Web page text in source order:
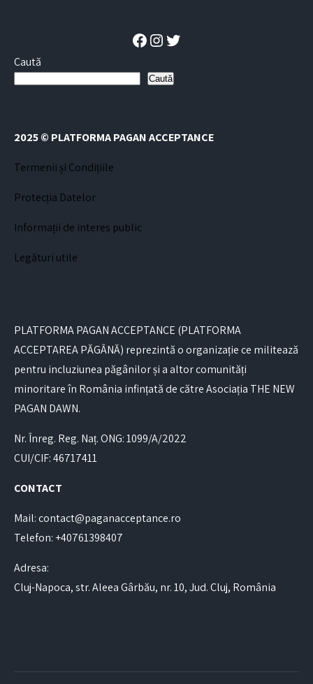
Facebook
Instagram
Caută
Caută
2025 © PLATFORMA PAGAN ACCEPTANCE
Termenii și Condițiile
Protecția Datelor
Informații de interes public
Legături utile
PLATFORMA PAGAN ACCEPTANCE (PLATFORMA
ACCEPTAREA PĂGÂNĂ) reprezintă o organizație ce militează
pentru incluziunea păgânilor și a altor comunități
minoritare în România infințată de către Asociația THE NEW
PAGAN DAWN.
Nr. Înreg. Reg. Naț. ONG: 1099/A/2022
CUI/CIF: 46717411
CONTACT
Mail: contact@paganacceptance.ro
Telefon: +40761398407
Adresa:
Cluj-Napoca, str. Aleea Gârbău, nr. 10, Jud. Cluj, România